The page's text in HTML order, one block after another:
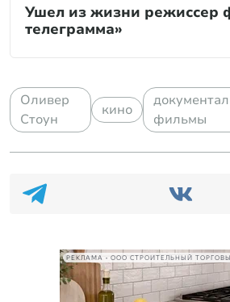
Ушел из жизни режиссер
телеграмма»
Оливер
Стоун
кино
фильмы